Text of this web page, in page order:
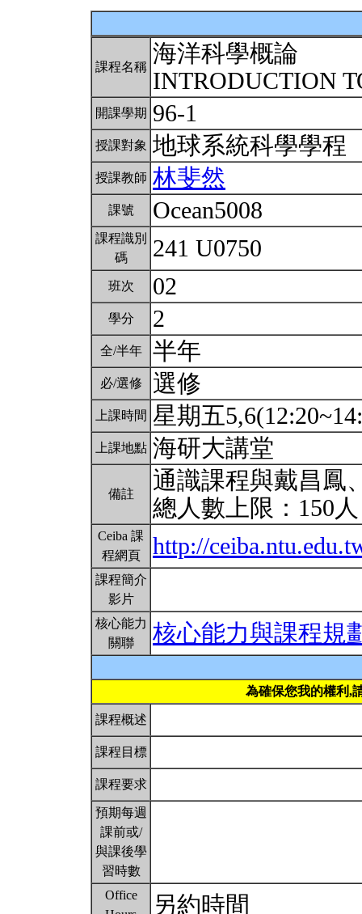
課程名稱 海洋科學概論
INTRODUCTION
開課學期 96-1
授課對象 地球系統科學學程
授課教師 林斐然
課號 Ocean5008
課程識別
碼
241 U0750
班次 02
學分 2
全/半年 半年
必/選修 選修
上課時間 星期五
上課地點 海研大講堂
備註
通識課程與戴昌鳳
總人數上限：150
Ceiba 課
程網頁
http://
課程簡介
影片
核心能力
關聯
核心能力與課程規
為確保您我的權利,
課程概述
課程目標
課程要求
預期每週
課前或/
與課後學
習時數
Office
另約時間